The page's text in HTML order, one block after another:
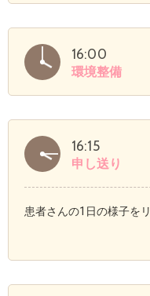
16:00
環境整備
16:15
申し送り
患者さんの1日の様子を